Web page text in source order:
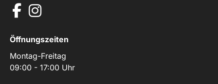
Öffnungszeiten
Montag-Freitag
09:00 - 17:00 Uhr